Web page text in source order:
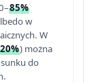
85%
w
W
20%) można
do